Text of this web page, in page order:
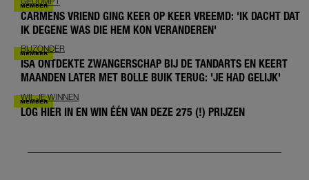
CARMENS VRIEND GING KEER OP KEER VREEMD: 'IK DACHT DAT
IK DEGENE WAS DIE HEM KON VERANDEREN'
BIJZONDER
ISA ONTDEKTE ZWANGERSCHAP BIJ DE TANDARTS EN KEERT
MAANDEN LATER MET BOLLE BUIK TERUG: 'JE HAD GELIJK'
WIL JE WINNEN
LOG HIER IN EN WIN ÉÉN VAN DEZE 275 (!) PRIJZEN